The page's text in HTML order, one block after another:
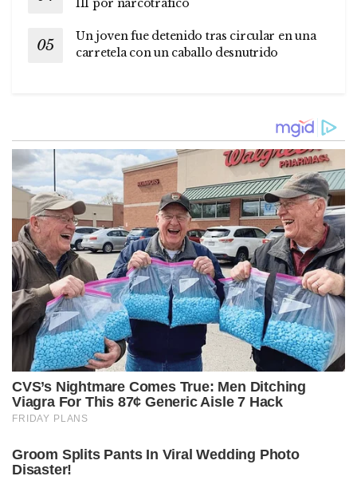
III por narcotráfico
Un joven fue detenido tras circular en una
carretela con un caballo desnutrido